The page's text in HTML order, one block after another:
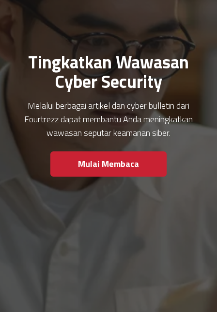
Tingkatkan Wawasan
Cyber Security
Melalui berbagai artikel dan cyber bulletin dari
Fourtrezz dapat membantu Anda meningkatkan
wawasan seputar keamanan siber.
Mulai Membaca